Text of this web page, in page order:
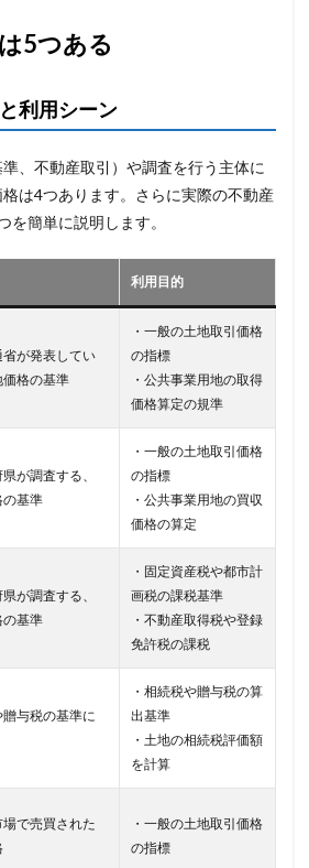
5つある
利用シーン
、不動産取引）や調査を行う主体に
は4つあります。さらに実際の不動産
を簡単に説明します。
利用目的
省が発表してい
価格の基準
・一般の土地取引価格
の指標
・公共事業用地の取得
価格算定の規準
が調査する、
の基準
・一般の土地取引価格
の指標
・公共事業用地の買収
価格の算定
が調査する、
の基準
・固定資産税や都市計
画税の課税基準
・不動産取得税や登録
免許税の課税
与税の基準に
・相続税や贈与税の算
出基準
・土地の相続税評価額
を計算
で売買された
・一般の土地取引価格
の指標